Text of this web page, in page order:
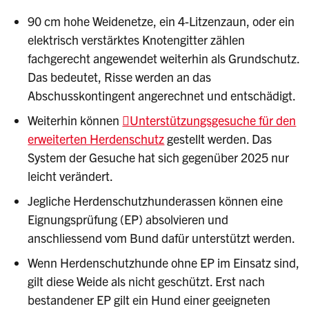
90 cm hohe Weidenetze, ein 4-Litzenzaun, oder ein
elektrisch verstärktes Knotengitter zählen
fachgerecht angewendet weiterhin als Grundschutz.
Das bedeutet, Risse werden an das
Abschusskontingent angerechnet und entschädigt.
Weiterhin können
Unterstützungsgesuche für den
erweiterten Herdenschutzgestellt werden. Das
System der Gesuche hat sich gegenüber 2025 nur
leicht verändert.
Jegliche Herdenschutzhunderassen können eine
Eignungsprüfung (EP) absolvieren und
anschliessend vom Bund dafür unterstützt werden.
Wenn Herdenschutzhunde ohne EP im Einsatz sind,
gilt diese Weide als nicht geschützt. Erst nach
bestandener EP gilt ein Hund einer geeigneten